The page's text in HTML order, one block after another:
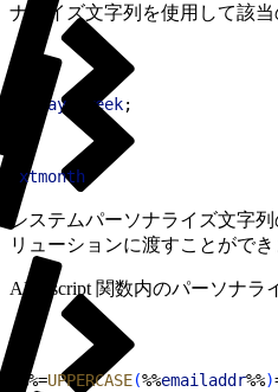
ナライズ文字列を使用して該当
xtdayofweek;
xtmonth ;
システムパーソナライズ文字
リューションに渡すことができ
AMPscript 関数内のパーソナラ
%%=UPPERCASE(%%emailaddr%%)